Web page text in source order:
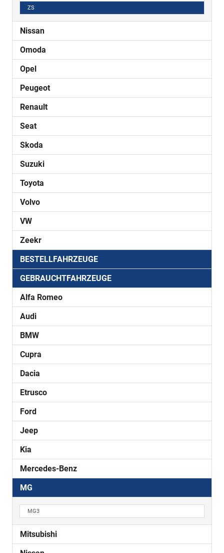
ZS
Nissan
Omoda
Opel
Peugeot
Renault
Seat
Skoda
Suzuki
Toyota
Volvo
VW
Zeekr
BESTELLFAHRZEUGE
GEBRAUCHTFAHRZEUGE
Alfa Romeo
Audi
BMW
Cupra
Dacia
Etrusco
Ford
Jeep
Kia
Mercedes-Benz
MG
MG3
Mitsubishi